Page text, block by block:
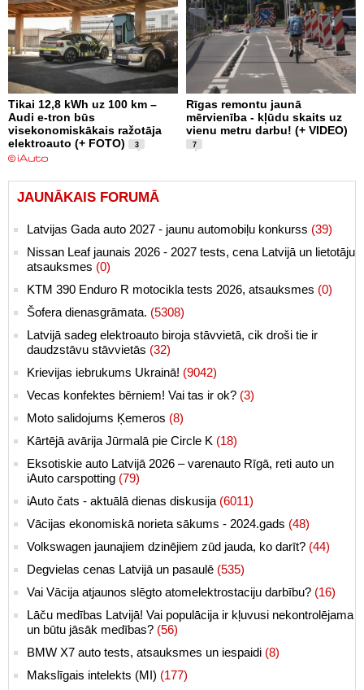
Tikai 12,8 kWh uz 100 km –
Audi e-tron būs
visekonomiskākais ražotāja
elektroauto (+ FOTO)
3
Rīgas remontu jaunā
mērvienība - kļūdu skaits uz
vienu metru darbu! (+ VIDEO)
7
JAUNĀKAIS FORUMĀ
Latvijas Gada auto 2027 - jaunu automobiļu konkurss (39)
Nissan Leaf jaunais 2026 - 2027 tests, cena Latvijā un lietotāju
atsauksmes (0)
KTM 390 Enduro R motocikla tests 2026, atsauksmes (0)
Šofera dienasgrāmata. (5308)
Latvijā sadeg elektroauto biroja stāvvietā, cik droši tie ir
daudzstāvu stāvvietās (32)
Krievijas iebrukums Ukrainā! (9042)
Vecas konfektes bērniem! Vai tas ir ok? (3)
Moto salidojums Ķemeros (8)
Kārtējā avārija Jūrmalā pie Circle K (18)
Eksotiskie auto Latvijā 2026 – varenauto Rīgā, reti auto un
iAuto carspotting (79)
iAuto čats - aktuālā dienas diskusija (6011)
Vācijas ekonomiskā norieta sākums - 2024.gads (48)
Volkswagen jaunajiem dzinējiem zūd jauda, ko darīt? (44)
Degvielas cenas Latvijā un pasaulē (535)
Vai Vācija atjaunos slēgto atomelektrostaciju darbību? (16)
Lāču medības Latvijā! Vai populācija ir kļuvusi nekontrolējama
un būtu jāsāk medības? (56)
BMW X7 auto tests, atsauksmes un iespaidi (8)
Makslīgais intelekts (MI) (177)